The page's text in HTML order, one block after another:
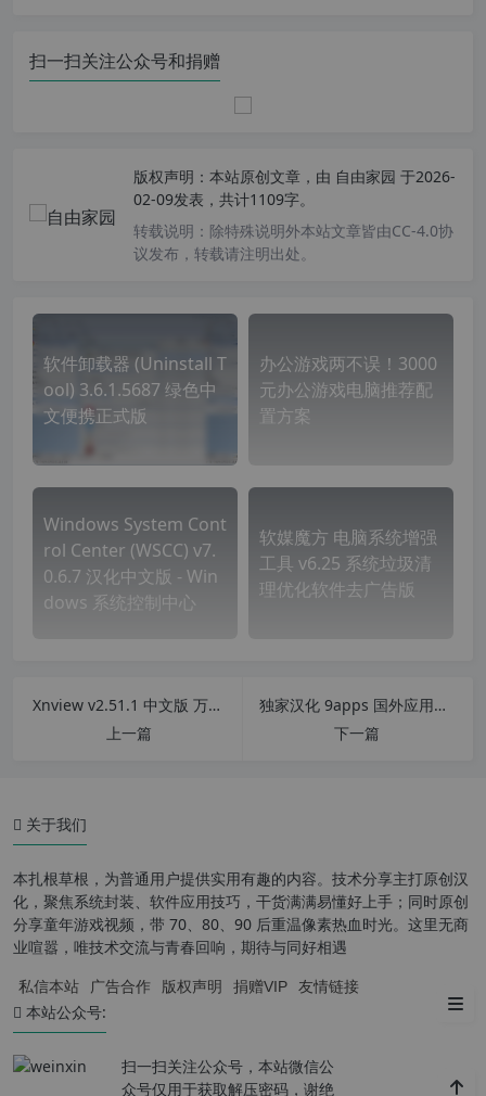
扫一扫关注公众号和捐赠
版权声明： 本站原创文章，由 自由家园 于2026-
02-09发表，共计1109字。
转载说明： 除特殊说明外本站文章皆由CC-4.0协
议发布，转载请注明出处。
软件卸载器 (Uninstall T
ool) 3.6.1.5687 绿色中
文便携正式版
办公游戏两不误！3000
元办公游戏电脑推荐配
置方案
Windows System Cont
rol Center (WSCC) v7.
0.6.7 汉化中文版 - Win
dows 系统控制中心
软媒魔方 电脑系统增强
工具 v6.25 系统垃圾清
理优化软件去广告版
Xnview v2.51.1 中文版 万能看图工具 真正解决Win10可打印文档不能打印图片问题
上一篇
独家汉化 9apps 国外应用商店 app v4.1.6.16 安卓版 汉化中文版
下一篇
功能介绍
软件特点
关于我们
本扎根草根，为普通用户提供实用有趣的内容。技术分享主打原创汉
化，聚焦系统封装、软件应用技巧，干货满满易懂好上手；同时原创
分享童年游戏视频，带 70、80、90 后重温像素热血时光。这里无商
业喧嚣，唯技术交流与青春回响，期待与同好相遇
私信本站 广告合作 版权声明 捐赠VIP 友情链接
本站公众号:
扫一扫关注公众号，本站微信公
众号仅用于获取解压密码，谢绝